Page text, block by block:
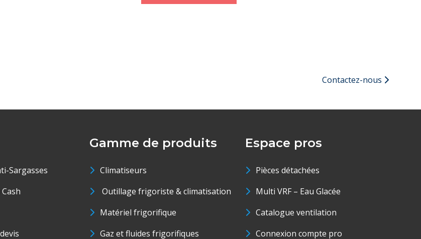
Contactez-nous
Sargasses
Gamme de produits
Climatiseurs
Outillage frigoriste & climatisation
Matériel frigorifique
Gaz et fluides frigorifiques
Espace pros
Pièces détachées
Multi VRF – Eau Glacée
Catalogue ventilation
Connexion compte pro